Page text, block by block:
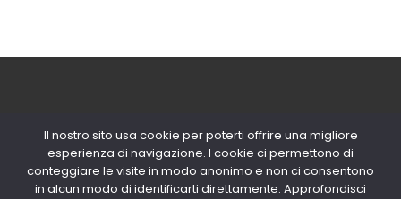
© 2020 Copyright Snips SRL | P. IVA
Il nostro sito usa cookie per poterti offrire una migliore
esperienza di navigazione. I cookie ci permettono di
conteggiare le visite in modo anonimo e non ci consentono
in alcun modo di identificarti direttamente. Approfondisci